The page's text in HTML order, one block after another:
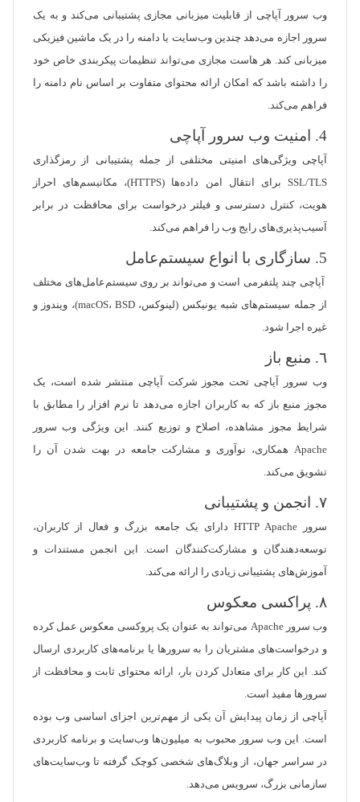
وب سرور آپاچی از قابلیت میزبانی مجازی پشتیبانی می‌کند و به یک
سرور اجازه می‌دهد چندین وب‌سایت یا دامنه را در یک ماشین فیزیکی
میزبانی کند. هر هاست مجازی می‌تواند تنظیمات پیکربندی خاص خود
را داشته باشد که امکان ارائه محتوای متفاوت بر اساس نام دامنه را
فراهم می‌کند.
4. امنیت وب سرور آپاچی
آپاچی ویژگی‌های امنیتی مختلفی از جمله پشتیبانی از رمزگذاری
SSL/TLS برای انتقال امن داده‌ها (HTTPS)، مکانیسم‌های احراز
هویت، کنترل دسترسی و فیلتر درخواست برای محافظت در برابر
آسیب‌پذیری‌های رایج وب را فراهم می‌کند.
5. سازگاری با انواع سیستم‌عامل
آپاچی چند پلتفرمی است و می‌تواند بر روی سیستم‌عامل‌های مختلف
از جمله سیستم‌های شبه یونیکس (لینوکس، macOS، BSD)، ویندوز و
غیره اجرا شود.
٦. منبع باز
وب سرور آپاچی تحت مجوز شرکت آپاچی منتشر شده است، یک
مجوز منبع باز که به کاربران اجازه می‌دهد تا نرم افزار را مطابق با
شرایط مجوز مشاهده، اصلاح و توزیع کنند. این ویژگی وب سرور
Apache همکاری، نوآوری و مشارکت جامعه در بهت شدن آن را
تشویق می‌کند.
٧. انجمن و پشتیبانی
سرور HTTP Apache دارای یک جامعه بزرگ و فعال از کاربران،
توسعه‌دهندگان و مشارکت‌کنندگان است. این انجمن مستندات و
آموزش‌های پشتیبانی زیادی را ارائه می‌کند.
٨. پراکسی معکوس
وب سرور Apache می‌تواند به عنوان یک پروکسی معکوس عمل کرده
و درخواست‌های مشتریان را به سرورها یا برنامه‌های کاربردی ارسال
کند. این کار برای متعادل کردن بار، ارائه محتوای ثابت و محافظت از
سرورها مفید است.
آپاچی از زمان پیدایش آن یکی از مهم‌ترین اجزای اساسی وب بوده
است. این وب سرور محبوب به میلیون‌ها وب‌سایت و برنامه کاربردی
در سراسر جهان، از وبلاگ‌های شخصی کوچک گرفته تا وب‌سایت‌های
سازمانی بزرگ، سرویس می‌دهد.